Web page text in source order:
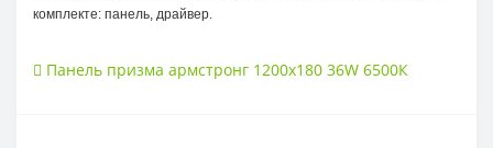
комплекте: панель, драйвер.
Панель призма армстронг 1200x180 36W 6500К